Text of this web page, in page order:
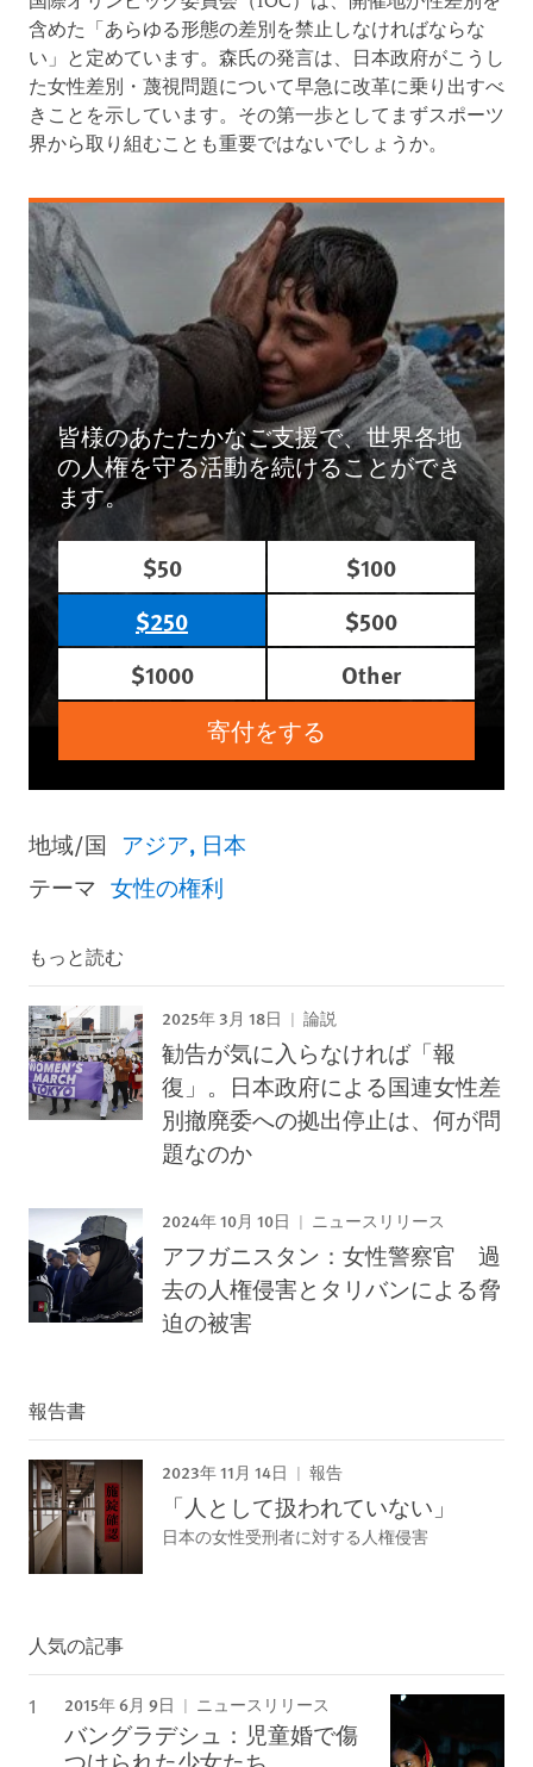
含めた「あらゆる形態の差別を禁止しなければならな
い」と定めています。森氏の発言は、日本政府がこうし
た女性差別・蔑視問題について早急に改革に乗り出すべ
きことを示しています。その第一歩としてまずスポーツ
界から取り組むことも重要ではないでしょうか。
皆様のあたたかなご支援で、世界各地
の人権を守る活動を続けることができ
ます。
$50
$100
$250
$500
$1000
Other
寄付をする
地域/国 アジア 日本
テーマ 女性の権利
もっと読む
2025年 3月 18日 論説
勧告が気に入らなければ「報
復」。日本政府による国連女性差
別撤廃委への拠出停止は、何が問
題なのか
2024年 10月 10日 ニュースリリース
アフガニスタン：女性警察官 過
去の人権侵害とタリバンによる脅
迫の被害
報告書
2023年 11月 14日 報告
「人として扱われていない」
日本の女性受刑者に対する人権侵害
人気の記事
2015年 6月 9日 ニュースリリース
バングラデシュ：児童婚で傷